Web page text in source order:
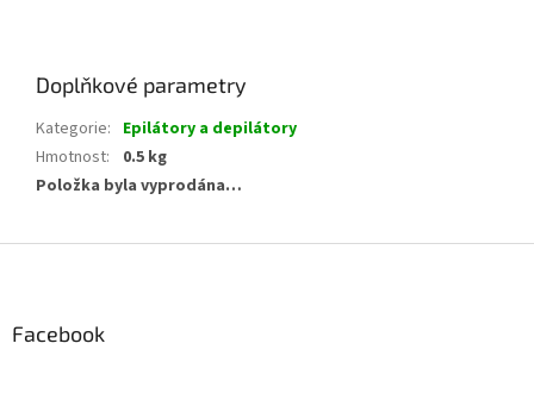
Doplňkové parametry
Kategorie: Epilátory a depilátory
Hmotnost:
0.5 kg
Položka byla vyprodána…
Facebook